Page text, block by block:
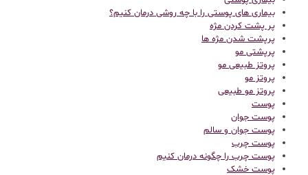
بیماری های پوستی را با چه روشی درمان کنیم؟
پر پشت کردن مژه
پرپشت شدن مژه ها
پرپشتی مو
پروتز طبیعی مو
پروتز مو
پروتز مو طبیعی
پوست
پوست جوان
پوست جوان و سالم
پوست چرب
پوست چرب را چگونه درمان کنیم
پوست خشک